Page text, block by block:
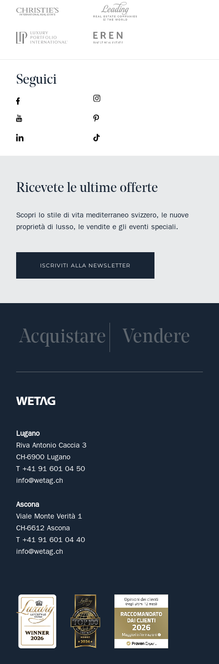
Seguici
Ricevete le ultime offerte
Scopri lo stile di vita mediterraneo svizzero, le nuove
proprietà di lusso, le vendite e gli eventi speciali.
ISCRIVITI ALLA NEWSLETTER
Acquistare Vendere
Lugano
Riva Antonio Caccia 3
CH-6900 Lugano
T +41 91 601 04 50
info@wetag.ch
Ascona
Viale Monte Verità 1
CH-6612 Ascona
T +41 91 601 04 40
info@wetag.ch